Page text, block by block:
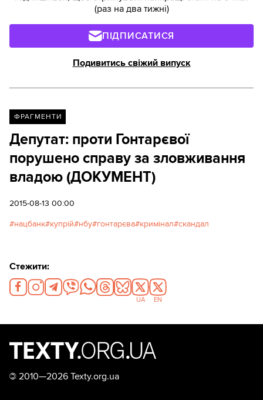
(раз на два тижні)
ПІДПИСАТИСЯ
Подивитись свіжий випуск
ФРАГМЕНТИ
Депутат: проти Гонтарєвої
порушено справу за зловживання
владою (ДОКУМЕНТ)
2015-08-13 00:00
нацбанк купрій нбу гонтарєва кримінал скандал
Стежити:
UA EN
© 2010—2026 Texty.org.ua